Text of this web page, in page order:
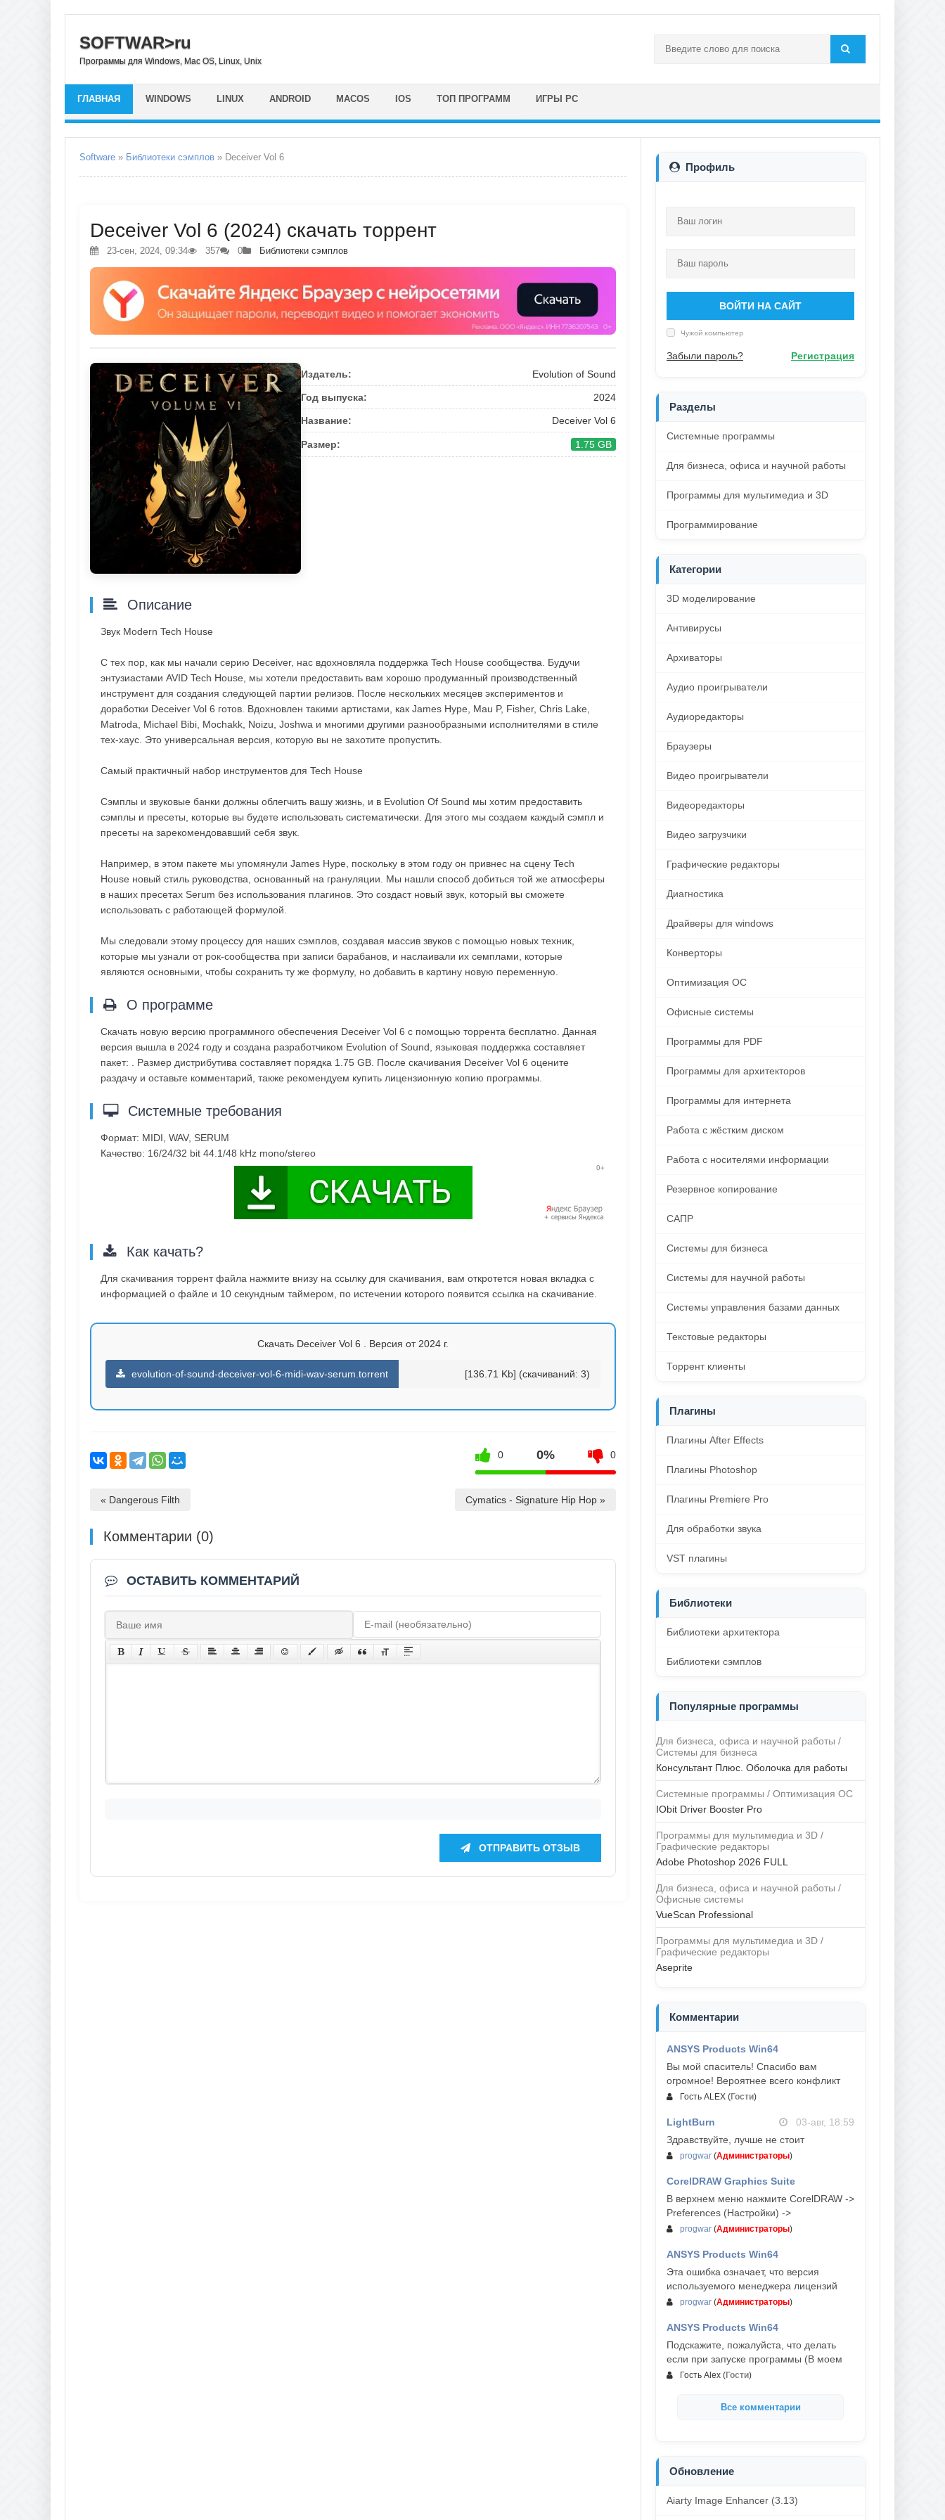
SOFTWAR>ru
Программы для Windows, Mac OS, Linux, Unix
ГЛАВНАЯ WINDOWS LINUX ANDROID MACOS IOS ТОП ПРОГРАММ ИГРЫ PC
Software » Библиотеки сэмплов » Deceiver Vol 6
Deceiver Vol 6 (2024) скачать торрент
23-сен, 2024, 09:34 357 0 Библиотеки сэмплов
Издатель: Evolution of Sound
Год выпуска: 2024
Название: Deceiver Vol 6
Размер: 1.75 GB
Описание
Звук Modern Tech House
С тех пор, как мы начали серию Deceiver, нас вдохновляла поддержка Tech House сообщества. Будучи
энтузиастами AVID Tech House, мы хотели предоставить вам хорошо продуманный производственный
инструмент для создания следующей партии релизов. После нескольких месяцев экспериментов и
доработки Deceiver Vol 6 готов. Вдохновлен такими артистами, как James Hype, Mau P, Fisher, Chris Lake,
Matroda, Michael Bibi, Mochakk, Noizu, Joshwa и многими другими разнообразными исполнителями в стиле
тех-хаус. Это универсальная версия, которую вы не захотите пропустить.
Самый практичный набор инструментов для Tech House
Сэмплы и звуковые банки должны облегчить вашу жизнь, и в Evolution Of Sound мы хотим предоставить
сэмплы и пресеты, которые вы будете использовать систематически. Для этого мы создаем каждый сэмпл и
пресеты на зарекомендовавший себя звук.
Например, в этом пакете мы упомянули James Hype, поскольку в этом году он привнес на сцену Tech
House новый стиль руководства, основанный на грануляции. Мы нашли способ добиться той же атмосферы
в наших пресетах Serum без использования плагинов. Это создаст новый звук, который вы сможете
использовать с работающей формулой.
Мы следовали этому процессу для наших сэмплов, создавая массив звуков с помощью новых техник,
которые мы узнали от рок-сообщества при записи барабанов, и наслаивали их семплами, которые
являются основными, чтобы сохранить ту же формулу, но добавить в картину новую переменную.
О программе
Скачать новую версию программного обеспечения Deceiver Vol 6 с помощью торрента бесплатно. Данная
версия вышла в 2024 году и создана разработчиком Evolution of Sound, языковая поддержка составляет
пакет: . Размер дистрибутива составляет порядка 1.75 GB. После скачивания Deceiver Vol 6 оцените
раздачу и оставьте комментарий, также рекомендуем купить лицензионную копию программы.
Системные требования
Формат: MIDI, WAV, SERUM
Качество: 16/24/32 bit 44.1/48 kHz mono/stereo
Как качать?
Для скачивания торрент файла нажмите внизу на ссылку для скачивания, вам откротется новая вкладка с
информацией о файле и 10 секундным таймером, по истечении которого появится ссылка на скачивание.
Скачать Deceiver Vol 6 . Версия от 2024 г.
evolution-of-sound-deceiver-vol-6-midi-wav-serum.torrent [136.71 Kb] (cкачиваний: 3)
0 0% 0
« Dangerous Filth Cymatics - Signature Hip Hop »
Комментарии (0)
ОСТАВИТЬ КОММЕНТАРИЙ
ОТПРАВИТЬ ОТЗЫВ
Профиль
ВОЙТИ НА САЙТ
Чужой компьютер
Забыли пароль? Регистрация
Разделы
Системные программы
Для бизнеса, офиса и научной работы
Программы для мультимедиа и 3D
Программирование
Категории
3D моделирование
Антивирусы
Архиваторы
Аудио проигрыватели
Аудиоредакторы
Браузеры
Видео проигрыватели
Видеоредакторы
Видео загрузчики
Графические редакторы
Диагностика
Драйверы для windows
Конверторы
Оптимизация ОС
Офисные системы
Программы для PDF
Программы для архитекторов
Программы для интернета
Работа с жёстким диском
Работа с носителями информации
Резервное копирование
САПР
Системы для бизнеса
Системы для научной работы
Системы управления базами данных
Текстовые редакторы
Торрент клиенты
Плагины
Плагины After Effects
Плагины Photoshop
Плагины Premiere Pro
Для обработки звука
VST плагины
Библиотеки
Библиотеки архитектора
Библиотеки сэмплов
Популярные программы
Для бизнеса, офиса и научной работы /
Системы для бизнеса
Консультант Плюс. Оболочка для работы
Системные программы / Оптимизация ОС
IObit Driver Booster Pro
Программы для мультимедиа и 3D /
Графические редакторы
Adobe Photoshop 2026 FULL
Для бизнеса, офиса и научной работы /
Офисные системы
VueScan Professional
Программы для мультимедиа и 3D /
Графические редакторы
Aseprite
Комментарии
ANSYS Products Win64
Вы мой спаситель! Спасибо вам
огромное! Вероятнее всего конфликт
Гость ALEX (Гости)
LightBurn
03-авг, 18:59
Здравствуйте, лучше не стоит
progwar (Администраторы)
CorelDRAW Graphics Suite
03-авг, 18:58
В верхнем меню нажмите CorelDRAW ->
Preferences (Настройки) ->
progwar (Администраторы)
ANSYS Products Win64
Эта ошибка означает, что версия
используемого менеджера лицензий
progwar (Администраторы)
ANSYS Products Win64
Подскажите, пожалуйста, что делать
если при запуске программы (В моем
Гость Alex (Гости)
Все комментарии
Обновление
Aiarty Image Enhancer (3.13)